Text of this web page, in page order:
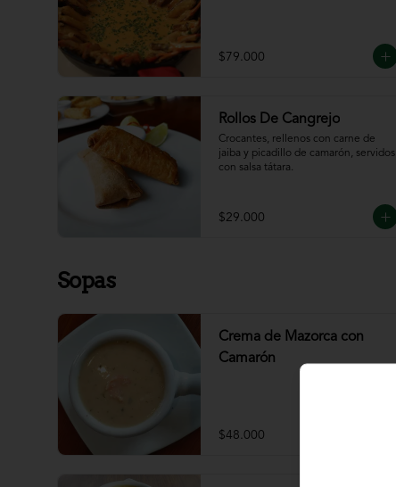
$79.000
Rollos De Cangrejo
Crocantes, rellenos con carne de
jaiba y picadillo de camarón, servidos
con salsa tátara.
$29.000
Sopas
Crema de Mazorca con
Camarón
$48.000